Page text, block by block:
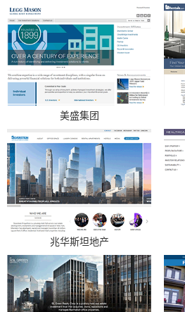
美盛集团
兆华斯坦地产